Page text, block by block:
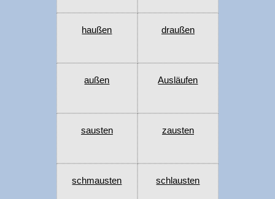
haußen draußen
außen Ausläufen
sausten zausten
schmausten schlausten